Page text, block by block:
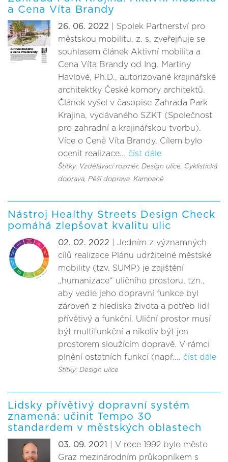
a Cena Víta Brandy
26. 06. 2022 | Spolek Partnerství pro
městskou mobilitu, z. s. zveřejňuje se
souhlasem článek Aktivní mobilita a
Cena Víta Brandy od Ing. Martiny
Havlové, Ph.D., autorizované krajinářské
architektky České komory architektů.
Článek vyšel v časopise Zahrada Park
Krajina, vydávaného SZKT (Společnost
pro zahradní a krajinářskou tvorbu).
Více o Ceně Víta Brandy. Cílem bylo
ocenit realizace... číst dále
Štítky: Vzdělávací rozměr, Design ulice, Cyklistická
doprava, Pěší doprava, Kampaně
Nástroj Healthy Streets Design Check
pomáhá zlepšovat kvalitu ulic
02. 02. 2022 | Jedním z významných
cílů realizace Plánu udržitelné městské
mobility (tzv. SUMP) je zajištění
„humanizace“ uličního prostoru, tzn.,
aby vedle jeho dopravní funkce byl
zároveň z hlediska života a potřeb lidí
přívětivý a funkční. Uliční prostor musí
být multifunkční a nikoliv být jen
prostorem sloužícím dopravě. V rámci
plnění ostatních funkcí (např.... číst dále
Štítky: Design ulice
Lidsky přívětivý dopravní systém
znamená: učinit Tempo 30
standardem v městských oblastech
03. 09. 2021
| V roce 1992 bylo město
Graz mezinárodním průkopníkem s